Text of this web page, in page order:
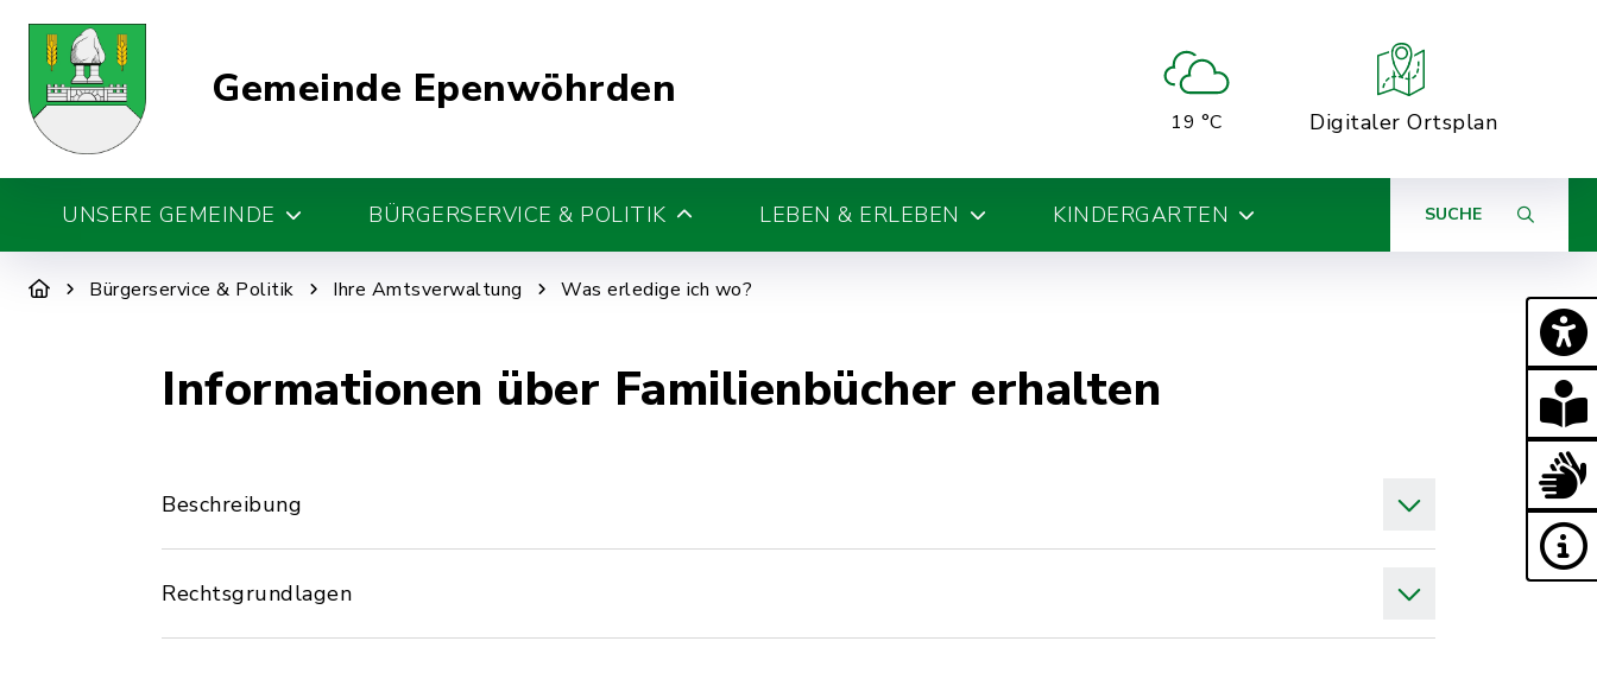
Gemeinde Epenwöhrden
19 °C Digitaler Ortsplan
UNSERE GEMEINDE BÜRGERSERVICE & POLITIK LEBEN & ERLEBEN KINDERGARTEN SUCHE
Bürgerservice & Politik Ihre Amtsverwaltung Was erledige ich wo?
Informationen über Familienbücher erhalten
Beschreibung
Rechtsgrundlagen